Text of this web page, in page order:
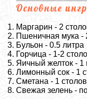
Основные
Маргарин - 2
Пшеничная мука -
Бульон - 0.5 литра
Горчица - 1-2
Яичный желток - 1
Лимонный сок - 1
Сметана - 1
Свежая зелень -